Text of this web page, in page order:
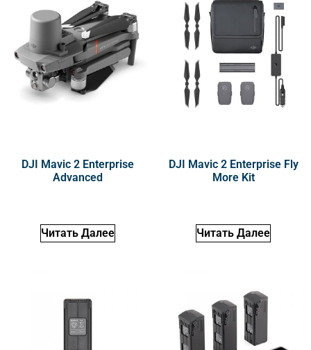
DJI Mavic 2 Enterprise
Advanced
Читать Далее
DJI Mavic 2 Enterprise Fly
More Kit
Читать Далее